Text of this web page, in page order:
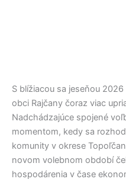
S blížiacou sa jeseňou
obci Rajčany čoraz viac
Nadchádzajúce spojené
momentom, kedy sa
komunity v okrese
novom volebnom období
hospodárenia v čase